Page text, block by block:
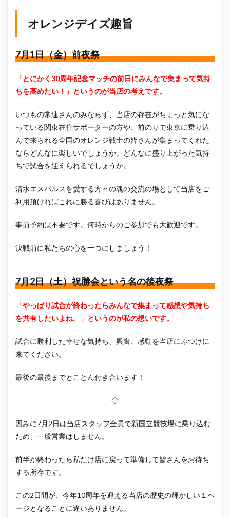
ズ趣
7月1
（金）
前夜祭
7月2
（土）
祝勝会
という
名の後
夜祭
オレンジデイズ趣旨
7月1日（金）前夜祭
「とにかく30周年記念マッチの前日にみんなで集まって気持
ちを高めたい！」というのが当店の考えです。
いつもの常連さんのみならず、当店の存在がちょっと気にな
っている関東在住サポーターの方や、前のりで東京に乗り込
んで来られる全国のオレンジ戦士の皆さんが集まってくれた
ならどんなに楽しいでしょうか。どんなに盛り上がった気持
ちで試合を迎えられるでしょうか。
清水エスパルスを愛する方々の魂の交流の場として当店をご
利用頂ければこれに勝る喜びはありません。
事前予約は不要です。何時からのご参加でも大歓迎です。
決戦前に私たちの心を一つにしましょう！
7月2日（土）祝勝会という名の後夜祭
「やっぱり試合が終わったらみんなで集まって感想や気持ち
を共有したいよね。」というのが私の想いです。
試合に勝利した幸せな気持ち、興奮、感動を当店にぶつけに
来てください。
最後の最後までとことん付き合います！
◇
因みに7月2日は当店スタッフ全員で新国立競技場に乗り込む
ため、一般営業はしません。
前半が終わったら私だけ店に戻って準備して皆さんをお待ち
する所存です。
この2日間が、今年10周年を迎える当店の歴史の輝かしい１ペ
ージとなることに違いありません。
富士正酒造
富士錦 富士錦酒造
平喜酒造
御殿場豆腐
木村飲料
杉井酒造
杉錦酒造
東レアローズ静岡
桜まつり
森本酒造
権田修一
横浜F・マリノス 正雪
浦和レッズ
清水エスパルス
清水東高校
湘南ベルマーレ
滝波商店
田中眼蛇夢 田子の月
百田夏菜子
真卓朗商店
矢魔破 磯自慢
磯自慢酒造
肋さん
臥龍梅 花の舞
花の舞酒造
花の舞酒造株式会社
英君
英君酒造
鈴木矢魔破
開運 青島みかん
静岡のお酒とおでんを愛でる会
静岡の地酒
静岡麦酒
駒越食品
鹿島アントラーズ